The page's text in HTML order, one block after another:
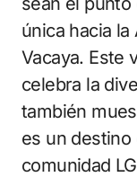
única hacia
Vacaya. Este
celebra la
también
es un destino
comunidad